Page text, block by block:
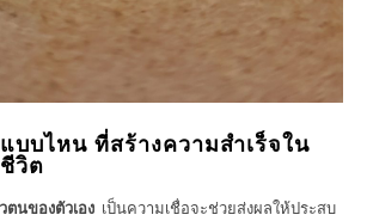
บบไหน ที่สร้างความสำเร็จใน
วิต
นของตัวเอง เป็นความเชื่อจะช่วยส่งผลให้ประสบ